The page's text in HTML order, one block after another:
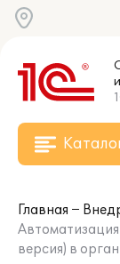
Главная
версия) в